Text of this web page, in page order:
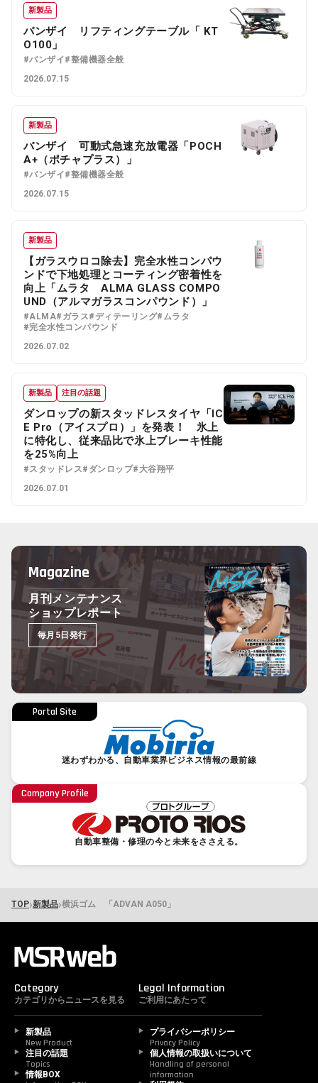
新製品
バンザイ リフティングテーブル「 KT
O100」
#バンザイ#整備機器全般
2026.07.15
新製品
バンザイ 可動式急速充放電器「POCH
A+（ポチャプラス）」
#バンザイ#整備機器全般
2026.07.15
新製品
【ガラスウロコ除去】完全水性コンパウ
ンドで下地処理とコーティング密着性を
向上「ムラタ ALMA GLASS COMPO
UND（アルマガラスコンパウンド）」
#ALMA#ガラス#ディテーリング#ムラタ
#完全水性コンパウンド
2026.07.02
新製品 注目の話題
ダンロップの新スタッドレスタイヤ「IC
E Pro（アイスプロ）」を発表！ 氷上
に特化し、従来品比で氷上ブレーキ性能
を25%向上
#スタッドレス#ダンロップ#大谷翔平
2026.07.01
Magazine
月刊メンテナンス
ショップレポート
毎月5日発行
Portal Site
迷わずわかる、自動車業界ビジネス情報の最前線
Company Profile
自動車整備・修理の今と未来をささえる。
TOP›新製品›横浜ゴム 「ADVAN A050」
Category
カテゴリからニュースを見る
新製品
New Product
注目の話題
Topics
情報BOX
Legal Information
ご利用にあたって
プライバシーポリシー
Privacy Policy
個人情報の取扱いについて
Handling of personal
information